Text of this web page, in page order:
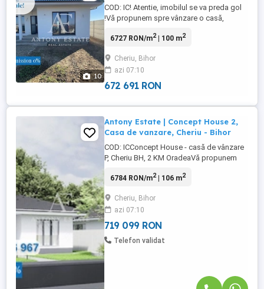
10
COD: IC! Atentie, imobilul se va preda gol
!Vă propunem spre vânzare o casă,
Bihor.Numele acestei proprietăţi este:
avansat(la alb) 128.000e, iar la cheie
140.000e!Casa are o suprafaţă ...
6727 RON/m2| 100 m2
Cheriu, Bihor
azi 07:10
672 691 RON
Antony Estate | Concept House 2,
Casa de vanzare, Cheriu - Bihor
COD: ICConcept House - casă de vânzare
P, Cheriu BH, 2 KM OradeaVă propunem
aflată la doar 2 KM de Oradea, în
proprietăți este: Concept House 2.Casa
are o suprafață ...
6784 RON/m2| 106 m2
Cheriu, Bihor
azi 07:10
719 099 RON
Telefon validat